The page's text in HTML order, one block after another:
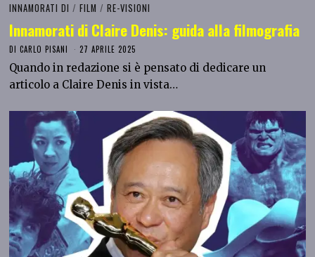
INNAMORATI DI / FILM / RE-VISIONI
Innamorati di Claire Denis: guida alla filmografia
DICARLO PISANI 27 APRILE 2025
Quando in redazione si è pensato di dedicare un
articolo a Claire Denis in vista…